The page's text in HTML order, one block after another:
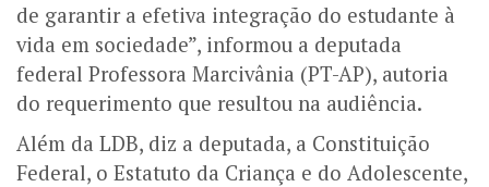
de garantir a efetiva integração do estudante à
vida em sociedade”, informou a deputada
federal Professora Marcivânia (PT-AP), autoria
do requerimento que resultou na audiência.
Além da LDB, diz a deputada, a Constituição
Federal, o Estatuto da Criança e do Adolescente,